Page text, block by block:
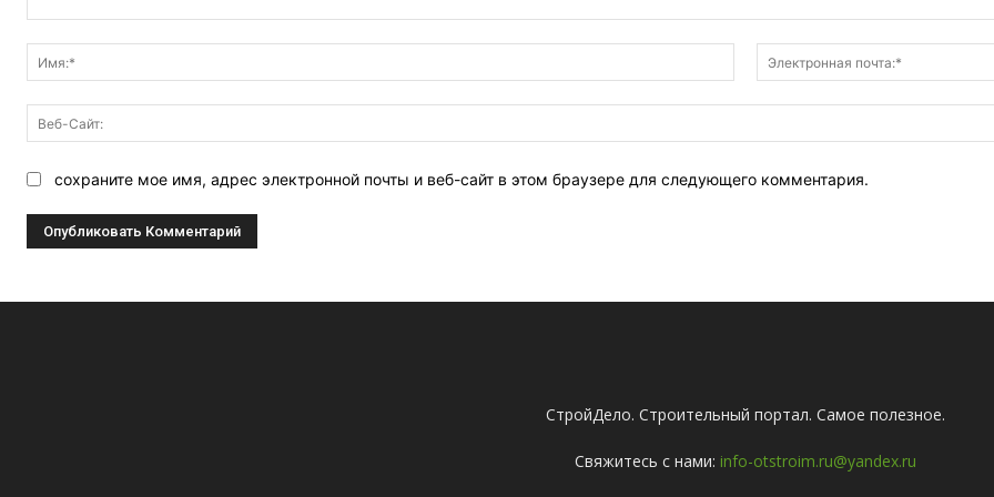
Имя:*
сохраните мое имя, адрес электронной почты и веб-сайт в этом браузере для следующего комментария.
СтройДело. Строительный портал. Самое полезное.
Свяжитесь с нами: info-otstroim.ru@yandex.ru